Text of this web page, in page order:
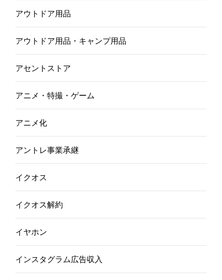
アウトドア用品
アウトドア用品・キャンプ用品
アセントストア
アニメ・特撮・ゲーム
アニメ化
アントレ事業承継
イクオス
イクオス解約
イヤホン
インスタグラム広告収入